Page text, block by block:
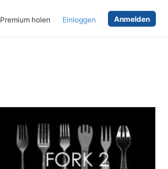
Premium holen Einloggen Anmelden